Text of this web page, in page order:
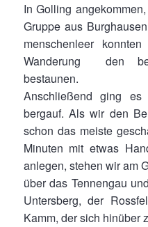
In Golling
Gruppe aus
menschenleer
Wanderung den
bestaunen.
Anschließend ging
bergauf. Als wir den
schon das meiste
Minuten mit etwas
anlegen, stehen wir am
über das Tennengau
Untersberg, der
Kamm, der sich hinüber